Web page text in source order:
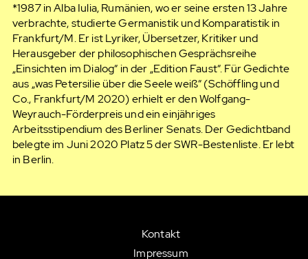
*1987 in Alba Iulia, Rumänien, wo er seine ersten 13 Jahre
verbrachte, studierte Germanistik und Komparatistik in
Frankfurt/M. Er ist Lyriker, Übersetzer, Kritiker und
Herausgeber der philosophischen Gesprächsreihe
„Einsichten im Dialog“ in der „Edition Faust“. Für Gedichte
aus „was Petersilie über die Seele weiß“ (Schöffling und
Co., Frankfurt/M 2020) erhielt er den Wolfgang-
Weyrauch-Förderpreis und ein einjähriges
Arbeitsstipendium des Berliner Senats. Der Gedichtband
belegte im Juni 2020 Platz 5 der SWR-Bestenliste. Er lebt
in Berlin.
Kontakt
Impressum